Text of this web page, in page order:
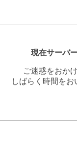
現在サーバ
ご迷惑をおか
しばらく時間を